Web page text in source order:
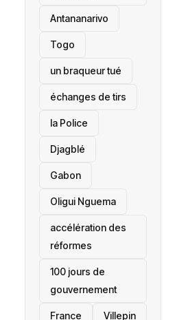
Antananarivo
‎Togo
un braqueur tué
échanges de tirs
la Police
Djagblé
Gabon
Oligui Nguema
accélération des
réformes
100 jours de
gouvernement
France Villepin